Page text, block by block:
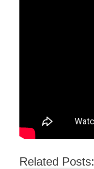
Related Posts: